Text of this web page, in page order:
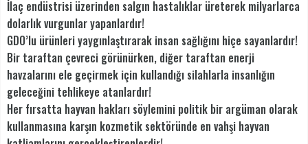
İlaç endüstrisi üzerinden salgın hastalıklar üreterek milyarlarca
dolarlık vurgunlar yapanlardır!
GDO’lu ürünleri yaygınlaştırarak insan sağlığını hiçe sayanlardır!
Bir taraftan çevreci görünürken, diğer taraftan enerji
havzalarını ele geçirmek için kullandığı silahlarla insanlığın
geleceğini tehlikeye atanlardır!
Her fırsatta hayvan hakları söylemini politik bir argüman olarak
kullanmasına karşın kozmetik sektöründe en vahşi hayvan